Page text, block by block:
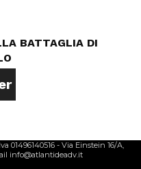
BATTAGLIA DI
01496140516 - Via Einstein 16/A,
info@atlantideadv.it